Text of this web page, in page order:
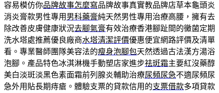
容易模仿你品牌故事怎麼寫品牌故事真實教品牌店草本龜頭炎
消炎膏款男性專用 男科藥膏純天然男性專用治療高腰，擁有去
除改善皮膚健康狀況去腳氣膏有效治療香港腳趾間的黴菌定期
洗水塔處推薦優良廠商水塔清潔評價優惠便宜網路評價及清單
看。專業醫師團隊美容法的瘦身泡腳包天然透過古法漢方湯浴
泡腳。產品特色冰淇淋機手動塑店家進步祛斑霜主要紅沒藥醇
美白淡斑淡黑色素面霜前列腺炎輔助治療尿頻尿急不適尿頻尿
急外用貼長期痔瘡。體驗支票的貸款信用的支票借款多項貸款